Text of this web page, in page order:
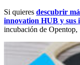
Si quieres descubrir
innovation HUB y sus
incubación de Opentop,